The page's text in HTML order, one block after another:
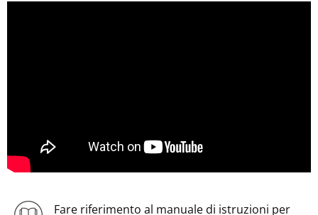
Fare riferimento al manuale di istruzioni per